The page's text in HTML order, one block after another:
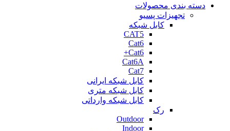
دسته بندی محصولات
تجهیزات پسیو
کابل شبکه
CAT5
Cat6
Cat6+
Cat6A
Cat7
کابل شبکه ایرانی
کابل شبکه متری
کابل شبکه وارداتی
رک
Outdoor
Indoor